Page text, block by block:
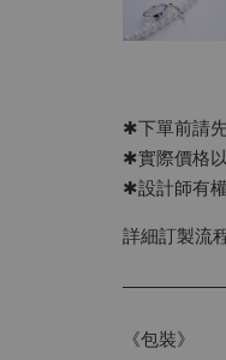
✱下單前請
✱實際價格
✱設計師有
詳細訂製流
《包裝》